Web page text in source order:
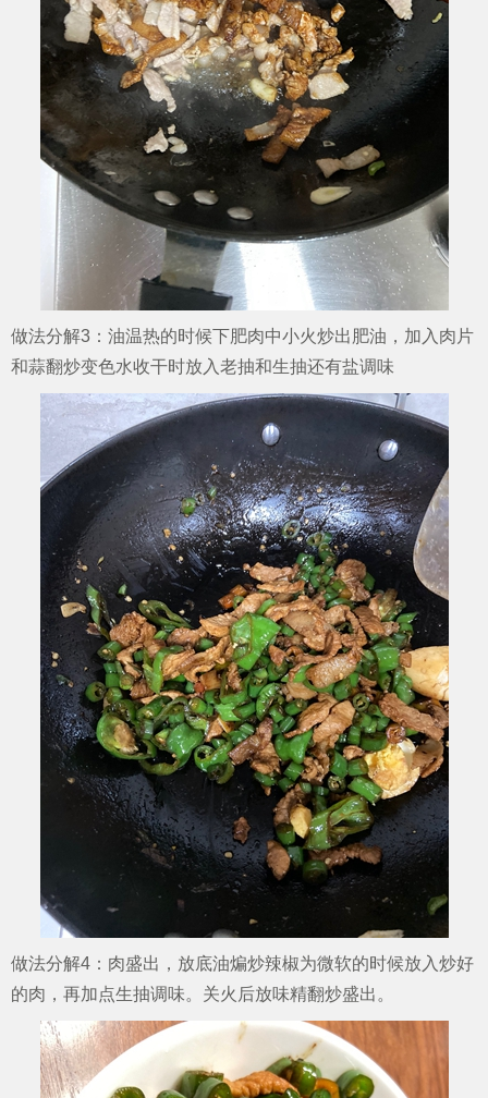
做法分解3：油温热的时候下肥肉中小火炒出肥油，加入肉片
和蒜翻炒变色水收干时放入老抽和生抽还有盐调味
做法分解4：肉盛出，放底油煸炒辣椒为微软的时候放入炒好
的肉，再加点生抽调味。关火后放味精翻炒盛出。